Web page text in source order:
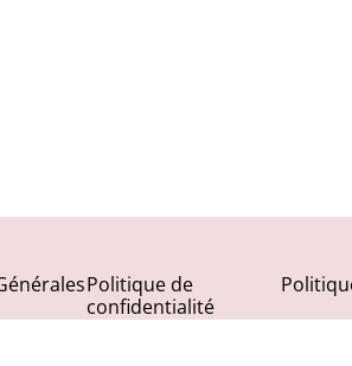
Politique de
confidentialité